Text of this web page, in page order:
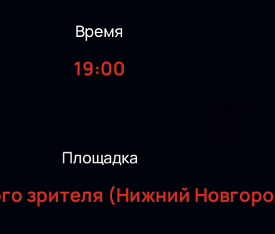
Время
19:00
Площадка
зрителя (Нижний